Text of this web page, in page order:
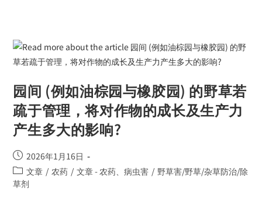
园间 (例如油棕园与橡胶园) 的野草若
疏于管理，将对作物的成长及生产力
产生多大的影响?
2026年1月16日
文章 / 农药 / 文章 - 农药、病虫害 / 野草害/野草/杂草防治/除
草剂